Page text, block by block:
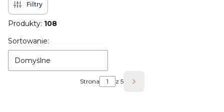
Filtry
Produkty: 108
Lista produktów
Sortowanie:
Domyślne
Strona z 5 Następne produkty